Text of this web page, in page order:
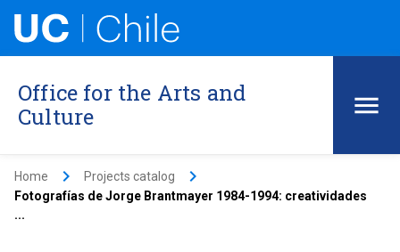
Office for the Arts and
Culture
Home keyboard_arrow_right Projects catalog keyboard_arrow_right
Fotografías de Jorge Brantmayer 1984-1994: creatividades
...